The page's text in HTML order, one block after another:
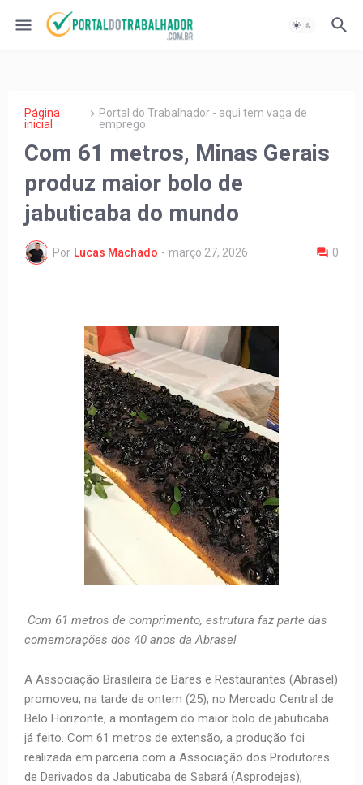
Página
inicial
Portal do Trabalhador - aqui tem vaga de
emprego
Com 61 metros, Minas Gerais
produz maior bolo de
jabuticaba do mundo
Por Lucas Machado - março 27, 2026 0
Com 61 metros de comprimento, estrutura faz parte das
comemorações dos 40 anos da Abrasel
A Associação Brasileira de Bares e Restaurantes (Abrasel)
promoveu, na tarde de ontem (25), no Mercado Central de
Belo Horizonte, a montagem do maior bolo de jabuticaba
já feito. Com 61 metros de extensão, a produção foi
realizada em parceria com a Associação dos Produtores
de Derivados da Jabuticaba de Sabará (Asprodejas),